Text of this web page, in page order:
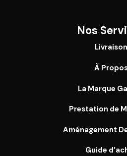
Nos
Livraison
À
La Marque
Prestation de
Aménagement
Guide